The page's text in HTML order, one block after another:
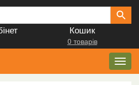
Кошик
0 товарів